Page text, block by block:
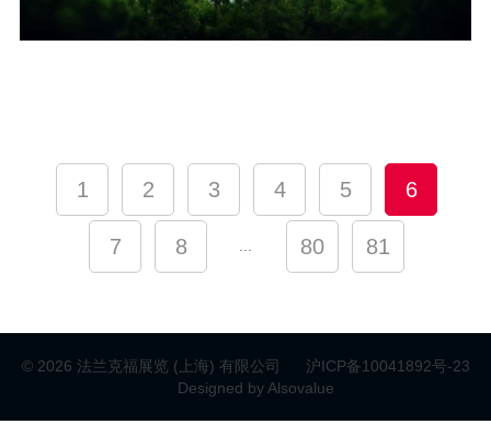
1 2 3 4 5 6
7 8 80 81
© 2026 法兰克福展览 (上海) 有限公司
沪ICP备10041892号-23
Designed by Alsovalue